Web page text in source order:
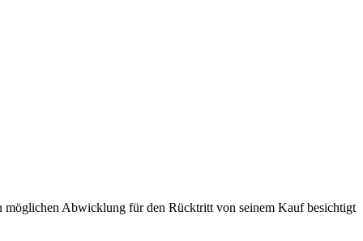
möglichen Abwicklung für den Rücktritt von seinem Kauf besichtigt